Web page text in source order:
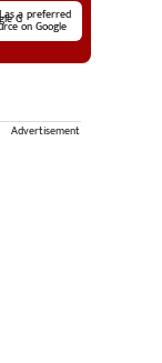
as a preferred
on Google
Advertisement